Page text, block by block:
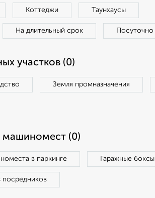
Коттеджи Таунхаусы
На длительный срок Посуточно
участков (0)
Земля промназначения
машиномест (0)
в паркинге Гаражные боксы
посредников